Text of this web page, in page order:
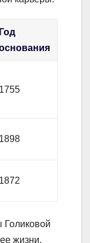
Год
1755
1898
1872
Голиковой
жизни,